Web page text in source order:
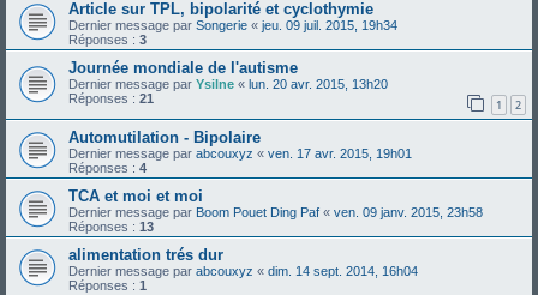
Article sur TPL, bipolarité et cyclothymie
Dernier message par Songerie « jeu. 09 juil. 2015, 19h34
Réponses : 3
Journée mondiale de l'autisme
Dernier message par Ysilne « lun. 20 avr. 2015, 13h20
Réponses : 21 1 2
Automutilation - Bipolaire
Dernier message par abcouxyz « ven. 17 avr. 2015, 19h01
Réponses : 4
TCA et moi et moi
Dernier message par Boom Pouet Ding Paf « ven. 09 janv. 2015, 23h58
Réponses : 13
alimentation trés dur
Dernier message par abcouxyz « dim. 14 sept. 2014, 16h04
Réponses : 1